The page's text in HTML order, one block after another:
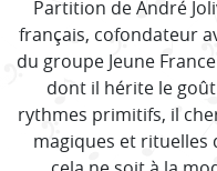
Partition de André
français, cofondateur
du groupe Jeune
dont il hérite le
rythmes primitifs, il
magiques et rituelles